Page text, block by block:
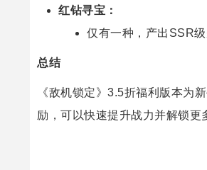
红钻寻宝：
仅有一种，产出SSR级
总结
《敌机锁定》3.5折福利版本为
励，可以快速提升战力并解锁更